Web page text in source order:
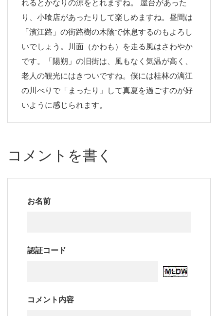
れるとかなりの涼をとれますね。 屋台があった
り、小喰店があったりして楽しめますね。昼間は
「濱江路」の街路樹の木陰で休息するのもよろし
いでしょう。川面（かわも）を走る風はさわやか
です。「陽朔」の旧街は、風もなく気温が高く、
老人の観光にはきついですね。僕には桂林の漓江
の川べりで「まったり」して真夏を過ごすのが好
いように感じられます。
コメントを書く
お名前
認証コード
コメント内容